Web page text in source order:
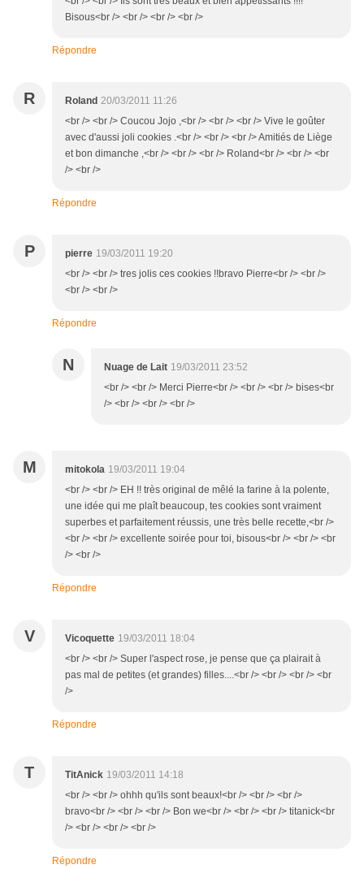
Bisous<br /> <br /> <br /> <br />
Répondre
R Roland 20/03/2011 11:26
<br /> <br /> Coucou Jojo ,<br /> <br /> <br /> Vive le goûter
avec d'aussi joli cookies .<br /> <br /> <br /> Amitiés de Liège
et bon dimanche ,<br /> <br /> <br /> Roland<br /> <br /> <br
/> <br />
Répondre
P pierre 19/03/2011 19:20
<br /> <br /> tres jolis ces cookies !!bravo Pierre<br /> <br />
<br /> <br />
Répondre
N Nuage de Lait 19/03/2011 23:52
<br /> <br /> Merci Pierre<br /> <br /> <br /> bises<br
/> <br /> <br /> <br />
M mitokola 19/03/2011 19:04
<br /> <br /> EH !! très original de mêlé la farine à la polente,
une idée qui me plaît beaucoup, tes cookies sont vraiment
superbes et parfaitement réussis, une très belle recette,<br />
<br /> <br /> excellente soirée pour toi, bisous<br /> <br /> <br
/> <br />
Répondre
V Vicoquette 19/03/2011 18:04
<br /> <br /> Super l'aspect rose, je pense que ça plairait à
pas mal de petites (et grandes) filles....<br /> <br /> <br /> <br
/>
Répondre
T TitAnick 19/03/2011 14:18
<br /> <br /> ohhh qu'ils sont beaux!<br /> <br /> <br />
bravo<br /> <br /> <br /> Bon we<br /> <br /> <br /> titanick<br
/> <br /> <br /> <br />
Répondre